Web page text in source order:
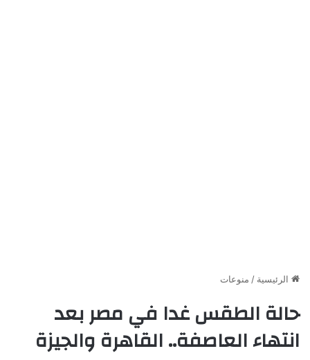
الرئيسية / منوعات
حالة الطقس غدا في مصر بعد
انتهاء العاصفة.. القاهرة والجيزة